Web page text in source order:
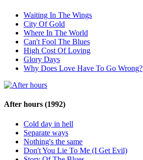
Waiting In The Wings
City Of Gold
Where In The World
Can't Fool The Blues
High Cost Of Loving
Glory Days
Why Does Love Have To Go Wrong?
After hours (1992)
Cold day in hell
Separate ways
Nothing's the same
Don't You Lie To Me (I Get Evil)